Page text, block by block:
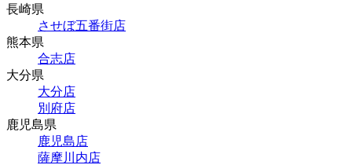
長崎県
させぼ五番街店
熊本県
合志店
大分県
大分店
別府店
鹿児島県
鹿児島店
薩摩川内店